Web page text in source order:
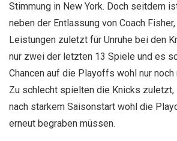
Stimmung in New York. Doch seitdem
neben der Entlassung von Coach
Leistungen zuletzt für Unruhe bei den
nur zwei der letzten 13 Spiele und es
Chancen auf die Playoffs wohl nur noch
Zu schlecht spielten die Knicks
nach starkem Saisonstart wohl die
erneut begraben müssen.